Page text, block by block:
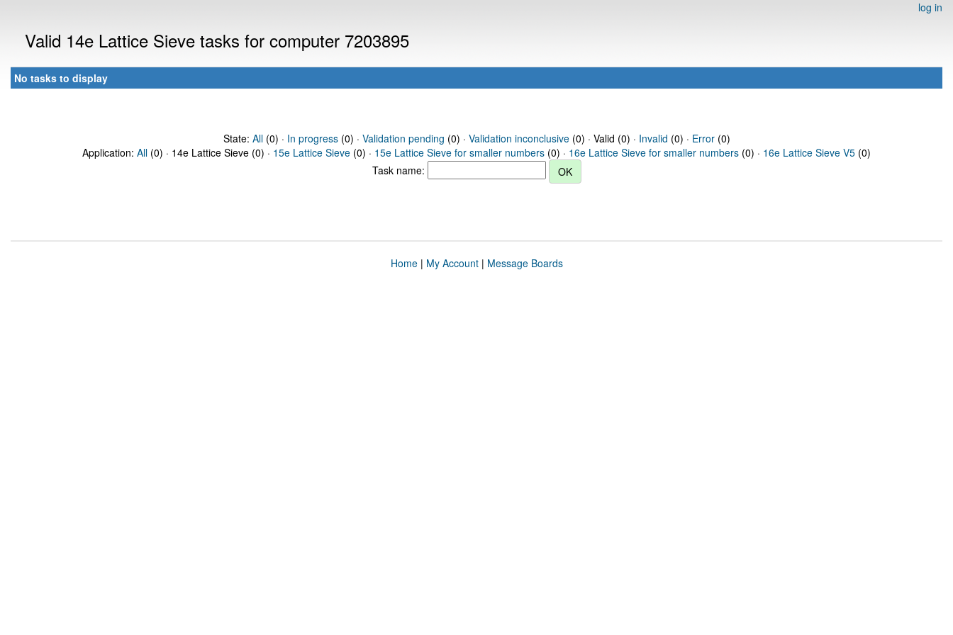
log in
Valid 14e Lattice Sieve tasks for computer 7203895
No tasks to display
State: All(0) · In progress(0) · Validation pending (0) · Validation inconclusive(0) · Valid (0) · Invalid (0) · Error(0)
Application: All (0) · 14e Lattice Sieve (0) · 15e Lattice Sieve (0) · 15e Lattice Sieve for smaller numbers (0) · 16e Lattice Sieve for smaller numbers (0) · 16e Lattice Sieve V5 (0)
Task name:
Home| My Account| Message Boards